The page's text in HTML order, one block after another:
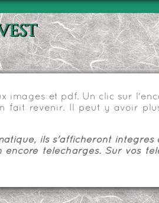
images et pdf. Un clic sur
fait revenir. Il peut y avoir
ils s'afficheront intégrés
téléchargés. Sur vos